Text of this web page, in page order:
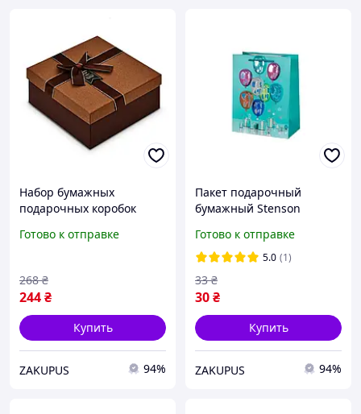
Набор бумажных
подарочных коробок
3шт/наб
см Коричневый
Готово к отправке
244₴
268 ₴
Купить
ZAKUPUS 94%
Пакет подарочный
бумажный Stenson
"Ballons" 18х23х10 см
Бирюзовый
Готово к отправке
5.0 (1)
30₴
33 ₴
Купить
ZAKUPUS 94%